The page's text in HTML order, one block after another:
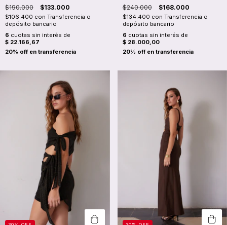
$190.000 $133.000
$106.400 con Transferencia o
depósito bancario
6 cuotas sin interés de
$ 22.166,67
$240.000 $168.000
$134.400 con Transferencia o
depósito bancario
6 cuotas sin interés de
$ 28.000,00